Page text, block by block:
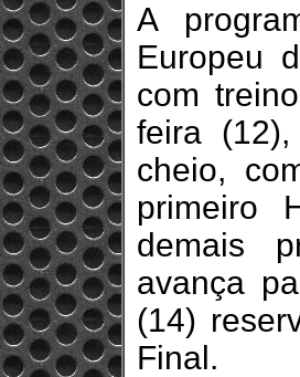
A
Europeu
com
feira
cheio,
primeiro
demais
avança
(14)
Final.